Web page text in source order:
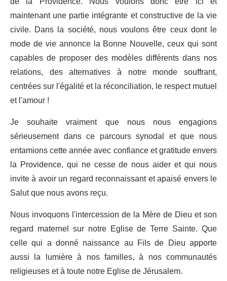
maintenant une partie intégrante et constructive de la vie
civile. Dans la société, nous voulons être ceux dont le
mode de vie annonce la Bonne Nouvelle, ceux qui sont
capables de proposer des modèles différents dans nos
relations, des alternatives à notre monde souffrant,
centrées sur l'égalité et la réconciliation, le respect mutuel
et l'amour !
Je souhaite vraiment que nous nous engagions
sérieusement dans ce parcours synodal et que nous
entamions cette année avec confiance et gratitude envers
la Providence, qui ne cesse de nous aider et qui nous
invite à avoir un regard reconnaissant et apaisé envers le
Salut que nous avons reçu.
Nous invoquons l'intercession de la Mère de Dieu et son
regard maternel sur notre Eglise de Terre Sainte. Que
celle qui a donné naissance au Fils de Dieu apporte
aussi la lumière à nos familles, à nos communautés
religieuses et à toute notre Eglise de Jérusalem.